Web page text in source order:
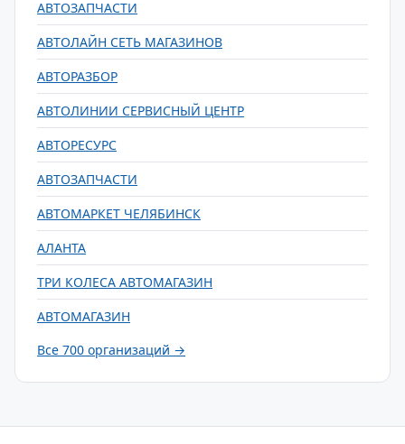
АВТОЗАПЧАСТИ
АВТОЛАЙН СЕТЬ МАГАЗИНОВ
АВТОРАЗБОР
АВТОЛИНИИ СЕРВИСНЫЙ ЦЕНТР
АВТОРЕСУРС
АВТОЗАПЧАСТИ
АВТОМАРКЕТ ЧЕЛЯБИНСК
АЛАНТА
ТРИ КОЛЕСА АВТОМАГАЗИН
АВТОМАГАЗИН
Все 700 организаций →